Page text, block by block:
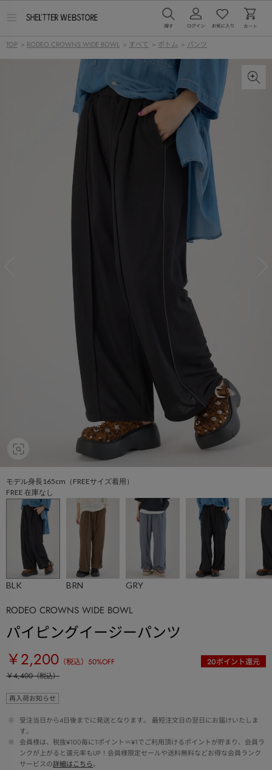
ー
TOP > RODEO CROWNS WIDE BOWL > すべて > ボトム > パンツ
モデル身長165cm（FREEサイズ着用）
FREE 在庫なし
BLK BRN GRY
RODEO CROWNS WIDE BOWL
パイピングイージーパンツ
￥2,200 （税込） 50%OFF 20ポイント還元
￥4,400（税込）
再入荷お知らせ
※
受注当日から4日後までに発送となります。 最短注文日の翌日にお届けいたしま
す。
※
会員様は、税抜¥100毎に1ポイント＝¥1でご利用頂けるポイントが貯まり、会員ラ
ンクが上がると還元率もUP！会員様限定セールや送料無料などお得な会員ランク
サービスの詳細はこちら。